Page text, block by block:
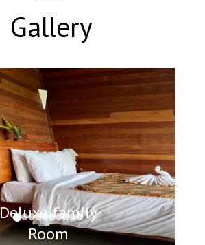
Gallery
Deluxe family
Room